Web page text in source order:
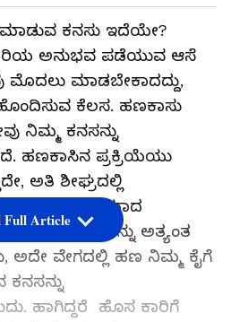
ಕನಸು ಇದೆಯೇ?
ಅನುಭವ ಪಡೆಯುವ ಆಸೆ
ಮೊದಲು ಮಾಡಬೇಕಾದದ್ದು,
ಕೆಲಸ. ಹಣಕಾಸು
ನಿಮ್ಮ ಕನಸನ್ನು
ಹಣಕಾಸಿನ ಪ್ರಕ್ರಿಯೆಯು
ಅತಿ ಶೀಘ್ರದಲ್ಲಿ
ಸರಿಯಾದ
ಈ ಪ್ರಕ್ರಿಯೆಯನ್ನು ಅತ್ಯಂತ
ಅದೇ ವೇಗದಲ್ಲಿ ಹಣ ನಿಮ್ಮ ಕೈಗೆ
ಕನಸನ್ನು
ಹಾಗಿದ್ದರೆ ಹೊಸ ಕಾರಿಗೆ
Full Article